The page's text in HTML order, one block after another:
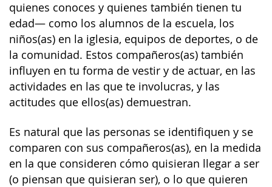
quienes conoces y quienes también tienen tu
edad— como los alumnos de la escuela, los
niños(as) en la iglesia, equipos de deportes, o de
la comunidad. Estos compañeros(as) también
influyen en tu forma de vestir y de actuar, en las
actividades en las que te involucras, y las
actitudes que ellos(as) demuestran.
Es natural que las personas se identifiquen y se
comparen con sus compañeros(as), en la medida
en la que consideren cómo quisieran llegar a ser
(o piensan que quisieran ser), o lo que quieren